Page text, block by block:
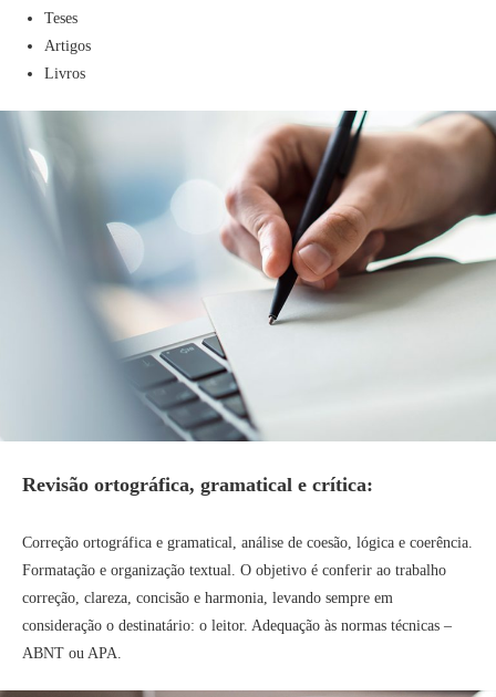
Teses
Artigos
Livros
Revisão ortográfica, gramatical e crítica:
Correção ortográfica e gramatical, análise de coesão, lógica e coerência.
Formatação e organização textual. O objetivo é conferir ao trabalho
correção, clareza, concisão e harmonia, levando sempre em
consideração o destinatário: o leitor. Adequação às normas técnicas –
ABNT ou APA.